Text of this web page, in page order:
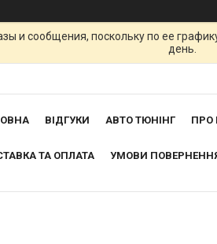
и сообщения, поскольку по ее
день.
ВІДГУКИ АВТО ТЮНІНГ ПРО
ТА ОПЛАТА УМОВИ